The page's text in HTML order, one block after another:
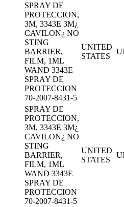
SPRAY DE
PROTECCION,
3M, 3343E 3M¿
CAVILON¿ NO
STING
BARRIER,
FILM, 1ML
WAND 3343E
SPRAY DE
PROTECCION
70-2007-8431-5
UNITED
STATES
SPRAY DE
PROTECCION,
3M, 3343E 3M¿
CAVILON¿ NO
STING
BARRIER,
FILM, 1ML
WAND 3343E
SPRAY DE
PROTECCION
70-2007-8431-5
UNITED
STATES